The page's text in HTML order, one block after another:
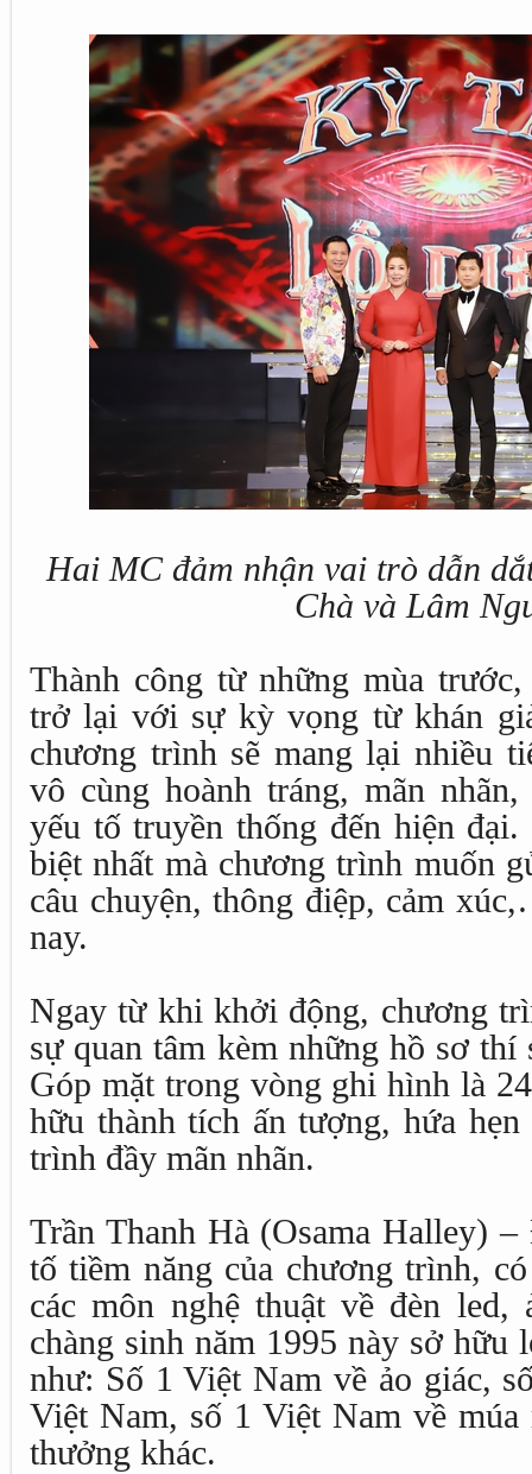
Hai MC đảm nhận vai trò dẫn
Chà và Lâm
Thành công từ những mùa
trở lại với sự kỳ vọng từ khán
chương trình sẽ mang lại nhiều
vô cùng hoành tráng, mãn
yếu tố truyền thống đến hiện
biệt nhất mà chương trình muốn
câu chuyện, thông điệp, cảm
nay.
Ngay từ khi khởi động, chương
sự quan tâm kèm những hồ sơ
Góp mặt trong vòng ghi hình là
hữu thành tích ấn tượng, hứa
trình đầy mãn nhãn.
Trần Thanh Hà (Osama Halley)
tố tiềm năng của chương trình,
các môn nghệ thuật về đèn led,
chàng sinh năm 1995 này sở hữu
như: Số 1 Việt Nam về ảo giác,
Việt Nam, số 1 Việt Nam về
thưởng khác.